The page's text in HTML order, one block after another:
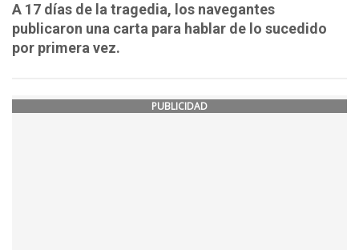
A 17 días de la tragedia, los navegantes
publicaron una carta para hablar de lo sucedido
por primera vez.
PUBLICIDAD